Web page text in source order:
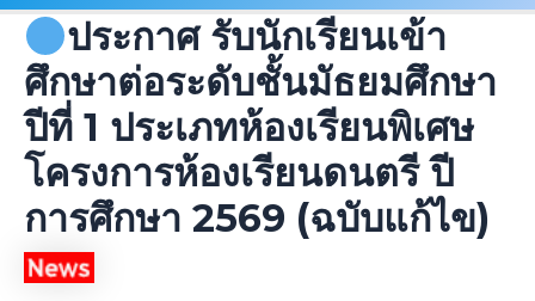
ประกาศ รับนักเรียนเข้า
ศึกษาต่อระดับชั้นมัธยมศึกษา
ปีที่ 1 ประเภทห้องเรียนพิเศษ
โครงการห้องเรียนดนตรี ปี
การศึกษา 2569 (ฉบับแก้ไข)